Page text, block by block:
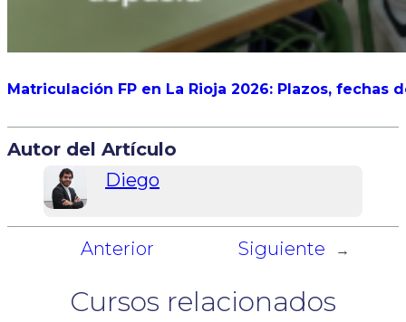
Matriculación FP en La Rioja 2026: Plazos,
Autor del Artículo
Diego
Anterior Siguiente →
Cursos relacionados